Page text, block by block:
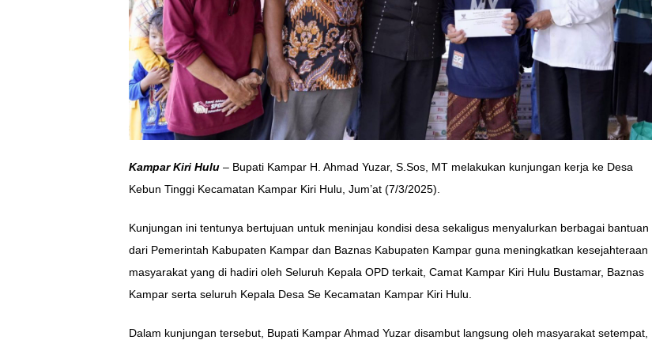
Kampar Kiri Hulu – Bupati Kampar H. Ahmad Yuzar, S.Sos, MT melakukan kunjungan kerja ke Desa
Kebun Tinggi Kecamatan Kampar Kiri Hulu, Jum’at (7/3/2025).
Kunjungan ini tentunya bertujuan untuk meninjau kondisi desa sekaligus menyalurkan berbagai bantuan
dari Pemerintah Kabupaten Kampar dan Baznas Kabupaten Kampar guna meningkatkan kesejahteraan
masyarakat yang di hadiri oleh Seluruh Kepala OPD terkait, Camat Kampar Kiri Hulu Bustamar, Baznas
Kampar serta seluruh Kepala Desa Se Kecamatan Kampar Kiri Hulu.
Dalam kunjungan tersebut, Bupati Kampar Ahmad Yuzar disambut langsung oleh masyarakat setempat,